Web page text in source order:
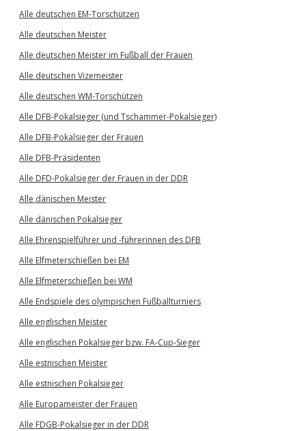
Alle deutschen EM-Torschützen
Alle deutschen Meister
Alle deutschen Meister im Fußball der Frauen
Alle deutschen Vizemeister
Alle deutschen WM-Torschützen
Alle DFB-Pokalsieger (und Tschammer-Pokalsieger)
Alle DFB-Pokalsieger der Frauen
Alle DFB-Präsidenten
Alle DFD-Pokalsieger der Frauen in der DDR
Alle dänischen Meister
Alle dänischen Pokalsieger
Alle Ehrenspielführer und -führerinnen des DFB
Alle Elfmeterschießen bei EM
Alle Elfmeterschießen bei WM
Alle Endspiele des olympischen Fußballturniers
Alle englischen Meister
Alle englischen Pokalsieger bzw. FA-Cup-Sieger
Alle estnischen Meister
Alle estnischen Pokalsieger
Alle Europameister der Frauen
Alle FDGB-Pokalsieger in der DDR